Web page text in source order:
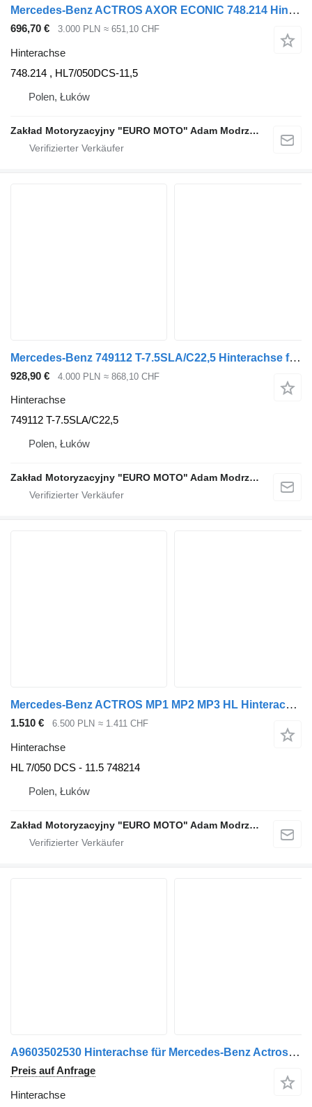
Mercedes-Benz ACTROS AXOR ECONIC 748.214 Hinterachse für Mercedes-Benz ACTROS AXOR ECONIC LKW
696,70 € 3.000 PLN ≈ 651,10 CHF
Hinterachse
748.214 , HL7/050DCS-11,5
Polen, Łuków
Zakład Motoryzacyjny "EURO MOTO" Adam Modrzewski
Mercedes-Benz 749112 T-7.5SLA/C22,5 Hinterachse für Mercedes-Benz ACTROS MP4 AROCS LKW
928,90 € 4.000 PLN ≈ 868,10 CHF
Hinterachse
749112 T-7.5SLA/C22,5
Polen, Łuków
Zakład Motoryzacyjny "EURO MOTO" Adam Modrzewski
Mercedes-Benz ACTROS MP1 MP2 MP3 HL Hinterachse für Mercedes-Benz ACTROS MP1 MP2 MP3 LKW
1.510 € 6.500 PLN ≈ 1.411 CHF
Hinterachse
HL 7/050 DCS - 11.5 748214
Polen, Łuków
Zakład Motoryzacyjny "EURO MOTO" Adam Modrzewski
A9603502530 Hinterachse für Mercedes-Benz Actros euro 6 2014>2021 LKW
Preis auf Anfrage
Hinterachse